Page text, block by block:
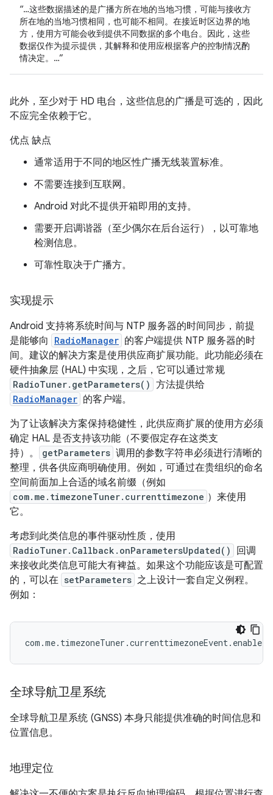
“…这些数据描述的是广播方所在地的当地习惯，可能与接收方
所在地的当地习惯相同，也可能不相同。在接近时区边界的地
方，使用方可能会收到提供不同数据的多个电台。因此，这些
数据仅作为提示提供，其解释和使用应根据客户的控制情况酌
情决定。…”
此外，至少对于 HD 电台，这些信息的广播是可选的，因此
不应完全依赖于它。
优点 缺点
通常适用于不同的地区性广播无线装置标准。
不需要连接到互联网。
Android 对此不提供开箱即用的支持。
需要开启调谐器（至少偶尔在后台运行），以可靠地
检测信息。
可靠性取决于广播方。
实现提示
Android 支持将系统时间与 NTP 服务器的时间同步，前提
是能够向
RadioManager 的客户端提供 NTP 服务器的时
间。建议的解决方案是使用供应商扩展功能。此功能必须在
硬件抽象层 (HAL) 中实现，之后，它可以通过常规
RadioTuner.getParameters() 方法提供给
RadioManager 的客户端。
为了让该解决方案保持稳健性，此供应商扩展的使用方必须
确定 HAL 是否支持该功能（不要假定存在这类支
持）。
getParameters 调用的参数字符串必须进行清晰的
整理，供各供应商明确使用。例如，可通过在贵组织的命名
空间前面加上合适的域名前缀（例如
com.me.timezoneTuner.currenttimezone ）来使用
它。
考虑到此类信息的事件驱动性质，使用
RadioTuner.Callback.onParametersUpdated()
回调
来接收此类信息可能大有裨益。如果这个功能应该是可配置
的，可以在 setParameters 之上设计一套自定义例程。
例如：
com.me.timezoneTuner.currenttimezoneEvent.enable
全球导航卫星系统
全球导航卫星系统 (GNSS) 本身只能提供准确的时间信息和
位置信息。
地理定位